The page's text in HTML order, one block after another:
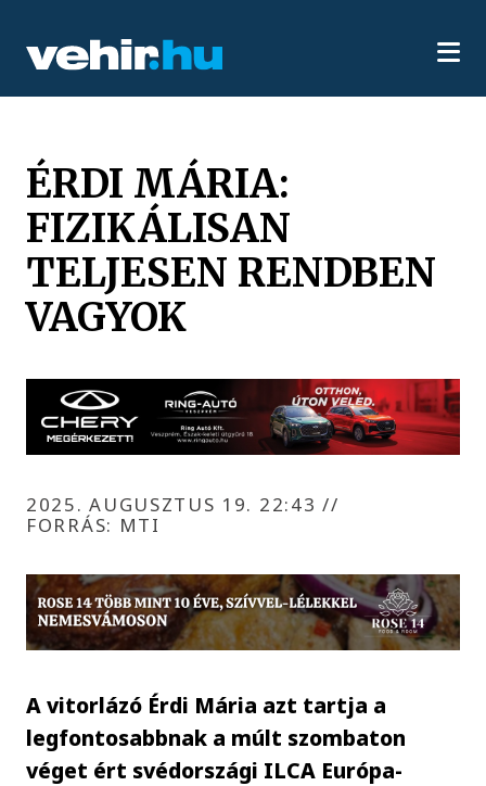
ÉRDI MÁRIA:
FIZIKÁLISAN
TELJESEN RENDBEN
VAGYOK
2025. AUGUSZTUS 19. 22:43//
FORRÁS: MTI
A vitorlázó Érdi Mária azt tartja a
legfontosabbnak a múlt szombaton
véget ért svédországi ILCA Európa-